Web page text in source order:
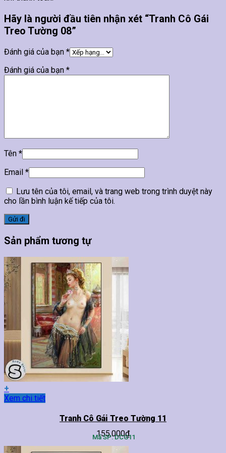
Hãy là người đầu tiên nhận xét “Tranh Cô Gái
Treo Tường 08”
Đánh giá của bạn *
Đánh giá của bạn *
Tên *
Email *
Lưu tên của tôi, email, và trang web trong trình duyệt này
cho lần bình luận kế tiếp của tôi.
Sản phẩm tương tự
+
Sản
biến
Xem chi tiết
Tranh Cô Gái Treo Tường 11
155,000₫
Mã SP: DCG11